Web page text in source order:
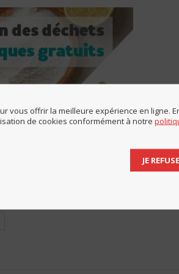
vous offrir la meilleure expérience en ligne.
de cookies conformément à notre
JE REFUSE